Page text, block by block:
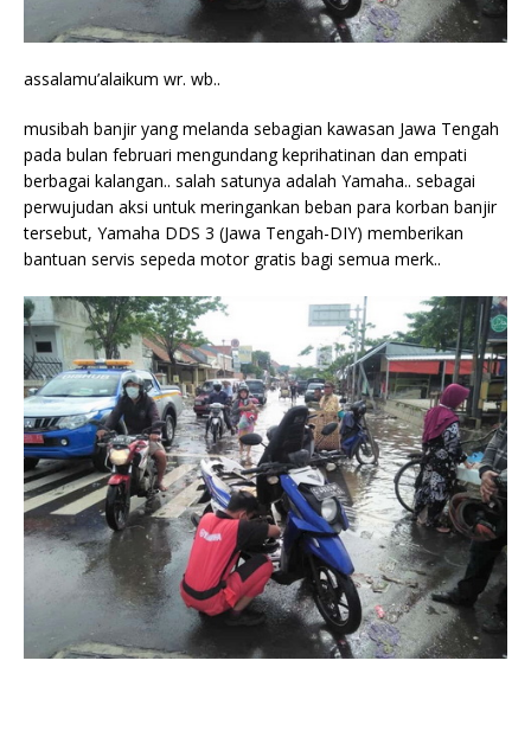
assalamu’alaikum wr. wb..
musibah banjir yang melanda sebagian kawasan Jawa Tengah
pada bulan februari mengundang keprihatinan dan empati
berbagai kalangan.. salah satunya adalah Yamaha.. sebagai
perwujudan aksi untuk meringankan beban para korban banjir
tersebut, Yamaha DDS 3 (Jawa Tengah-DIY) memberikan
bantuan servis sepeda motor gratis bagi semua merk..